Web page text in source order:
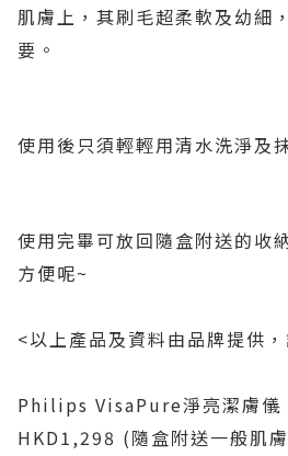
肌膚上，其刷毛超柔軟及幼細
要。
使用後只須輕輕用清水洗淨及
使用完畢可放回隨盒附送的收
方便呢~
<以上產品及資料由品牌提供
Philips VisaPure淨亮潔膚儀
HKD1,298 (隨盒附送一般肌